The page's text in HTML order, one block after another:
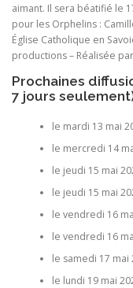
aimant. Il sera béatifié le
pour les Orphelins :
Église Catholique en
productions – Réalisée
Prochaines
7 jours seulement
le mardi 13 mai
le mercredi 14
le jeudi 15 mai
le jeudi 15 mai
le vendredi 16
le vendredi 16
le samedi 17 mai
le lundi 19 mai